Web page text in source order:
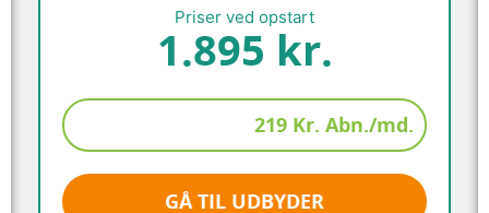
Priser ved opstart
1.895 kr.
219 Kr. Abn./md.
GÅ TIL UDBYDER